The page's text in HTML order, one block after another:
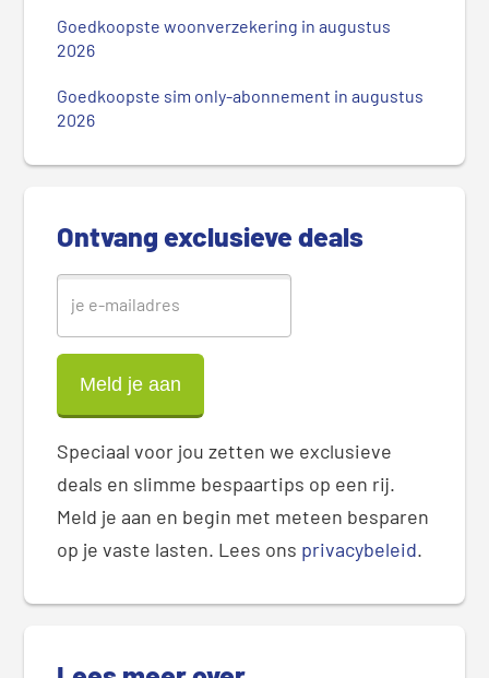
d
Goedkoopste woonverzekering in augustus
2026
Goedkoopste sim only-abonnement in augustus
2026
Ontvang exclusieve deals
Speciaal voor jou zetten we exclusieve
deals en slimme bespaartips op een rij.
Meld je aan en begin met meteen besparen
op je vaste lasten. Lees ons privacybeleid.